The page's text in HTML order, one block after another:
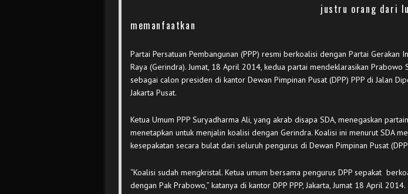
justru orang dari
memanfaatkan
Partai Persatuan Pembangunan (PPP) resmi berkoalisi dengan Partai Gerakan
Raya (Gerindra). Jumat, 18 April 2014, kedua partai mendeklarasikan Prabowo
sebagai calon presiden di kantor Dewan Pimpinan Pusat (DPP) PPP di Jalan
Jakarta Pusat.
Ketua Umum PPP Suryadharma Ali, yang akrab disapa SDA, menegaskan
menetapkan untuk menjalin koalisi dengan Gerindra. Koalisi ini menurut SDA
kesepakatan secara bulat dari seluruh pengurus di Dewan Pimpinan Pusat
“Koalisi sudah mengkristal. Ketua umum bersama pengurus DPP sepakat
dengan Pak Prabowo,” katanya di kantor DPP PPP, Jakarta, Jumat 18 April 2014.